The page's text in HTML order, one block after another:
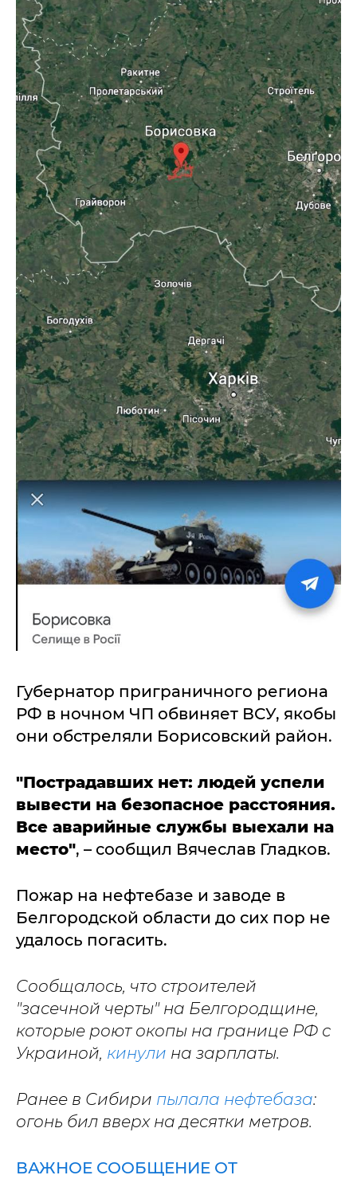
Губернатор приграничного региона
РФ в ночном ЧП обвиняет ВСУ, якобы
они обстреляли Борисовский район.
"Пострадавших нет: людей успели
вывести на безопасное расстояния.
Все аварийные службы выехали на
место", – сообщил Вячеслав Гладков.
Пожар на нефтебазе и заводе в
Белгородской области до сих пор не
удалось погасить.
Сообщалось, что строителей
"засечной черты" на Белгородщине,
которые роют окопы на границе РФ с
Украиной, кинули на зарплаты.
Ранее в Сибири пылала нефтебаза:
огонь бил вверх на десятки метров.
ВАЖНОЕ СООБЩЕНИЕ ОТ